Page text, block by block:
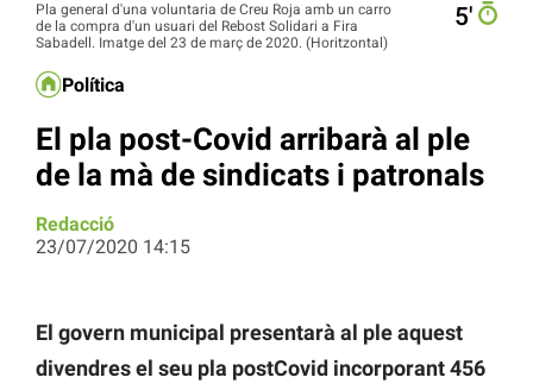
Pla general d'una voluntaria de Creu Roja amb un carro
de la compra d'un usuari del Rebost Solidari a Fira
Sabadell. Imatge del 23 de març de 2020. (Horitzontal)
5′
Política
El pla post-Covid arribarà al ple
de la mà de sindicats i patronals
Redacció
23/07/2020 14:15
El govern municipal presentarà al ple aquest
divendres el seu pla postCovid incorporant 456